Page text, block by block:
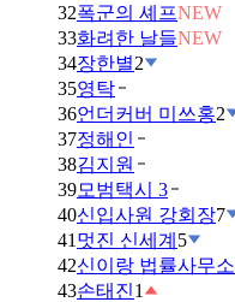
32폭군의 셰프NEW
33화려한 날들NEW
34장한별2
35영탁
36언더커버 미쓰홍2
37정해인
38김지원
39모범택시 3
40신입사원 강회장7
41 멋진 신세계 5
42신이랑 법률사무소
43손태진1